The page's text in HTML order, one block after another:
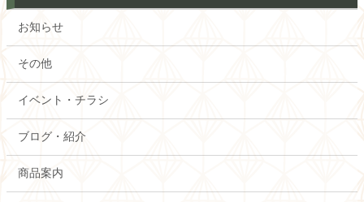
お知らせ
その他
イベント・チラシ
ブログ・紹介
商品案内